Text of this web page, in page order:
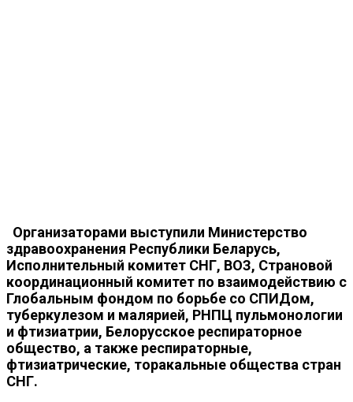
Организаторами выступили Министерство
здравоохранения Республики Беларусь,
Исполнительный комитет СНГ, ВОЗ, Страновой
координационный комитет по взаимодействию с
Глобальным фондом по борьбе со СПИДом,
туберкулезом и малярией, РНПЦ пульмонологии
и фтизиатрии, Белорусское респираторное
общество, а также респираторные,
фтизиатрические, торакальные общества стран
СНГ.